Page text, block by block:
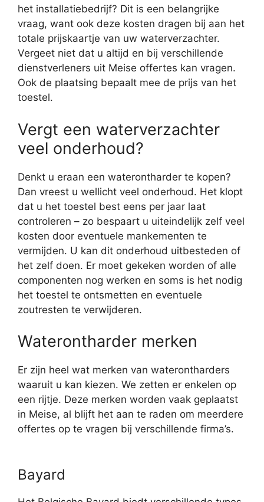
het installatiebedrijf? Dit is een belangrijke
vraag, want ook deze kosten dragen bij aan het
totale prijskaartje van uw waterverzachter.
Vergeet niet dat u altijd en bij verschillende
dienstverleners uit Meise offertes kan vragen.
Ook de plaatsing bepaalt mee de prijs van het
toestel.
Vergt een waterverzachter
veel onderhoud?
Denkt u eraan een waterontharder te kopen?
Dan vreest u wellicht veel onderhoud. Het klopt
dat u het toestel best eens per jaar laat
controleren – zo bespaart u uiteindelijk zelf veel
kosten door eventuele mankementen te
vermijden. U kan dit onderhoud uitbesteden of
het zelf doen. Er moet gekeken worden of alle
componenten nog werken en soms is het nodig
het toestel te ontsmetten en eventuele
zoutresten te verwijderen.
Waterontharder merken
Er zijn heel wat merken van waterontharders
waaruit u kan kiezen. We zetten er enkelen op
een rijtje. Deze merken worden vaak geplaatst
in Meise, al blijft het aan te raden om meerdere
offertes op te vragen bij verschillende firma’s.
Bayard